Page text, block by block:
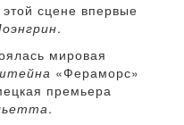
сцене впервые
.
мировая
«Фераморс»
премьера
.